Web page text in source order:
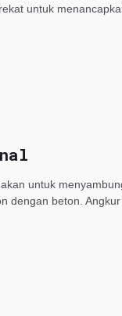
untuk
untuk
dengan beton.